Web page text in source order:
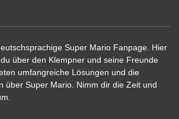
Super Mario Fanpage. Hier
über den Klempner und seine Freunde
umfangreiche Lösungen und die
über Super Mario. Nimm dir die Zeit und